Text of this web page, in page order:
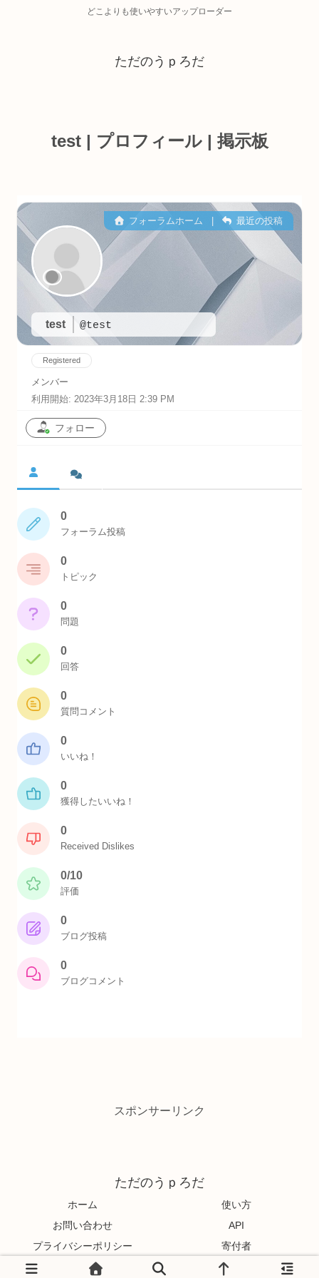
どこよりも使いやすいアップローダー
ただのうｐろだ
test | プロフィール | 掲示板
test @test
フォーラムホーム 最近の投稿
Registered
メンバー
利用開始: 2023年3月18日 2:39 PM
フォロー
0
フォーラム投稿
0
トピック
0
問題
0
回答
0
質問コメント
0
いいね！
0
獲得したいいね！
0
Received Dislikes
0/10
評価
0
ブログ投稿
0
ブログコメント
スポンサーリンク
ただのうｐろだ
ホーム
使い方
お問い合わせ
API
プライバシーポリシー
寄付者
© 2020 ただのうｐろだ.